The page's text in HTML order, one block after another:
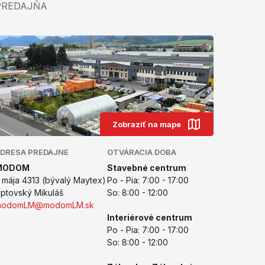
Zobraziť na mape
PREDAJNE
mája 4313 (bývalý Maytex)
Mikuláš
OTVÁRACIA DOBA
Stavebné centrum
Po - Pia: 7:00 - 17:00
So: 8:00 - 12:00
Interiérové centrum
Po - Pia: 7:00 - 17:00
So: 8:00 - 12:00